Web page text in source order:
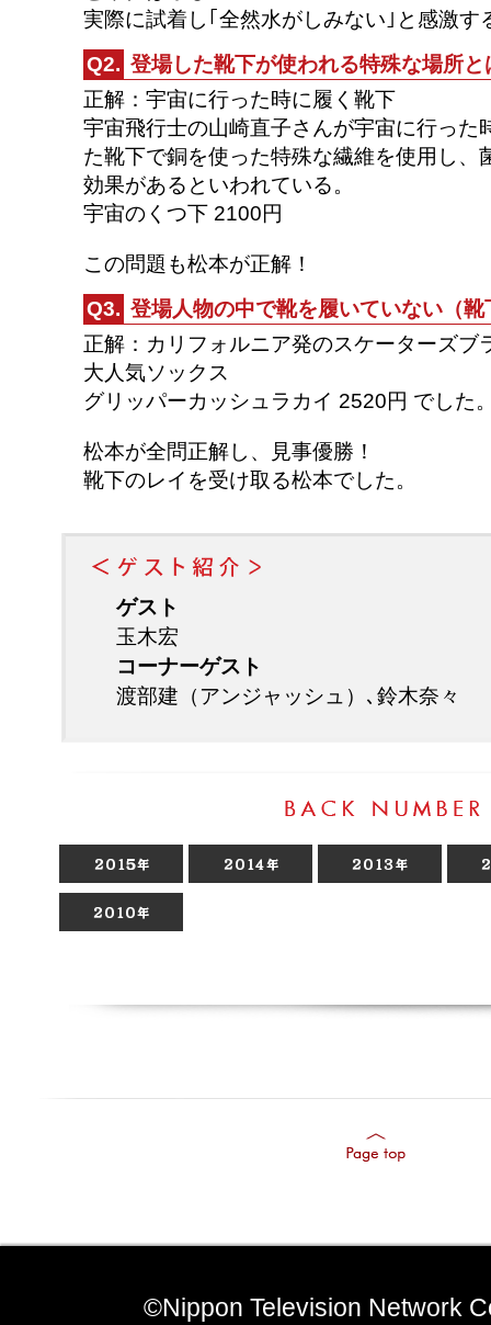
実際に試着し｢全然水がしみない｣と感激す
Q2. 登場した靴下が使われる特殊な場所と
正解：宇宙に行った時に履く靴下
宇宙飛行士の山崎直子さんが宇宙に行った
た靴下で銅を使った特殊な繊維を使用し、
効果があるといわれている。
宇宙のくつ下 2100円
この問題も松本が正解！
Q3. 登場人物の中で靴を履いていない（
正解：カリフォルニア発のスケーターズブ
大人気ソックス
グリッパーカッシュラカイ 2520円 でした
松本が全問正解し、見事優勝！
靴下のレイを受け取る松本でした。
ゲスト
玉木宏
コーナーゲスト
渡部建（アンジャッシュ）､鈴木奈々
©Nippon Television Network